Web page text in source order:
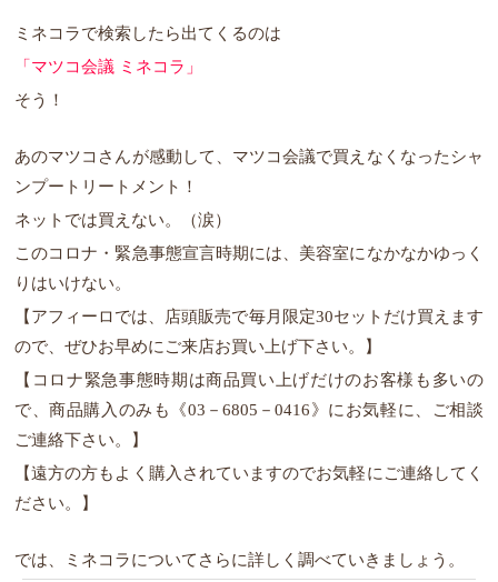
ミネコラで検索したら出てくるのは
「マツコ会議 ミネコラ」
そう！
あのマツコさんが感動して、マツコ会議で買えなくなったシャ
ンプートリートメント！
ネットでは買えない。（涙）
このコロナ・緊急事態宣言時期には、美容室になかなかゆっく
りはいけない。
【アフィーロでは、店頭販売で毎月限定30セットだけ買えます
ので、ぜひお早めにご来店お買い上げ下さい。】
【コロナ緊急事態時期は商品買い上げだけのお客様も多いの
で、商品購入のみも《03－6805－0416》にお気軽に、ご相談
ご連絡下さい。】
【遠方の方もよく購入されていますのでお気軽にご連絡してく
ださい。】
では、ミネコラについてさらに詳しく調べていきましょう。